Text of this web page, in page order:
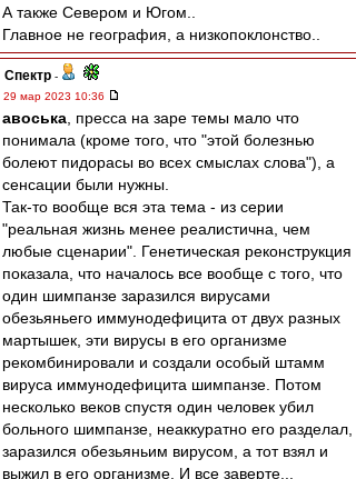
А также Севером и Югом..
Главное не география, а низкопоклонство..
Спектр -
29 мар 2023 10:36
авоська , пресса на заре темы мало что
понимала (кроме того, что "этой болезнью
болеют пидорасы во всех смыслах слова"), а
сенсации были нужны.
Так-то вообще вся эта тема - из серии
"реальная жизнь менее реалистична, чем
любые сценарии". Генетическая реконструкция
показала, что началось все вообще с того, что
один шимпанзе заразился вирусами
обезьяньего иммунодефицита от двух разных
мартышек, эти вирусы в его организме
рекомбинировали и создали особый штамм
вируса иммунодефицита шимпанзе. Потом
несколько веков спустя один человек убил
больного шимпанзе, неаккуратно его разделал,
заразился обезьяньим вирусом, а тот взял и
выжил в его организме. И все заверте...